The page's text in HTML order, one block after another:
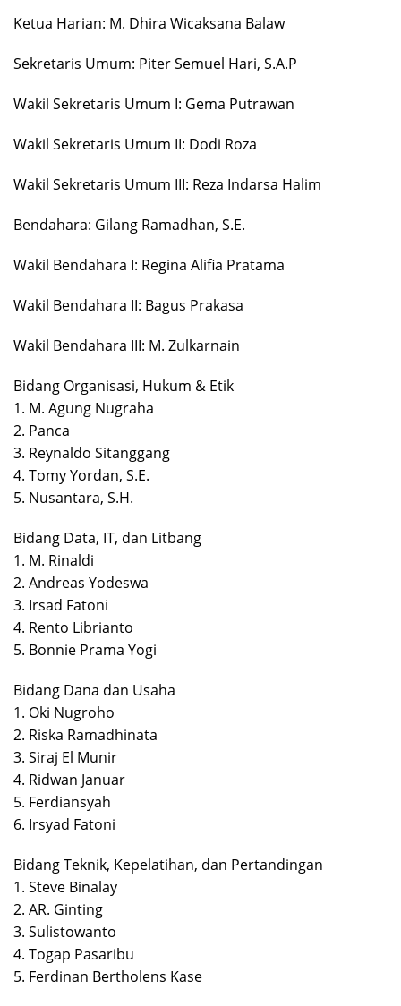
Ketua Harian: M. Dhira Wicaksana Balaw
Sekretaris Umum: Piter Semuel Hari, S.A.P
Wakil Sekretaris Umum I: Gema Putrawan
Wakil Sekretaris Umum II: Dodi Roza
Wakil Sekretaris Umum III: Reza Indarsa Halim
Bendahara: Gilang Ramadhan, S.E.
Wakil Bendahara I: Regina Alifia Pratama
Wakil Bendahara II: Bagus Prakasa
Wakil Bendahara III: M. Zulkarnain
Bidang Organisasi, Hukum & Etik
1. M. Agung Nugraha
2. Panca
3. Reynaldo Sitanggang
4. Tomy Yordan, S.E.
5. Nusantara, S.H.
Bidang Data, IT, dan Litbang
1. M. Rinaldi
2. Andreas Yodeswa
3. Irsad Fatoni
4. Rento Librianto
5. Bonnie Prama Yogi
Bidang Dana dan Usaha
1. Oki Nugroho
2. Riska Ramadhinata
3. Siraj El Munir
4. Ridwan Januar
5. Ferdiansyah
6. Irsyad Fatoni
Bidang Teknik, Kepelatihan, dan Pertandingan
1. Steve Binalay
2. AR. Ginting
3. Sulistowanto
4. Togap Pasaribu
5. Ferdinan Bertholens Kase